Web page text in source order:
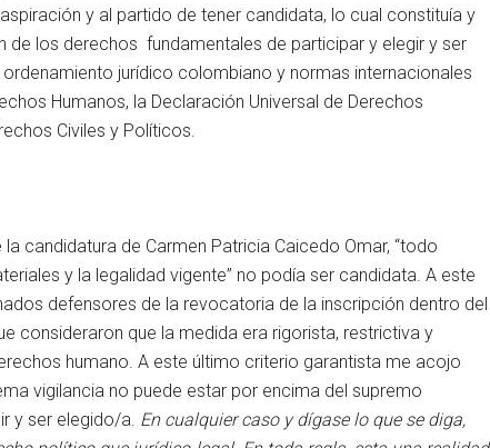
y al partido de tener candidata, lo cual constituía y
de los derechos fundamentales de participar y elegir y ser
jurídico colombiano y normas internacionales
Humanos, la Declaración Universal de Derechos
Civiles y Políticos.
candidatura de Carmen Patricia Caicedo Omar, “todo
y la legalidad vigente” no podía ser candidata. A este
defensores de la revocatoria de la inscripción dentro del
consideraron que la medida era rigorista, restrictiva y
humano. A este último criterio garantista me acojo
vigilancia no puede estar por encima del supremo
y ser elegido/a. En cualquier caso y dígase lo que se diga,